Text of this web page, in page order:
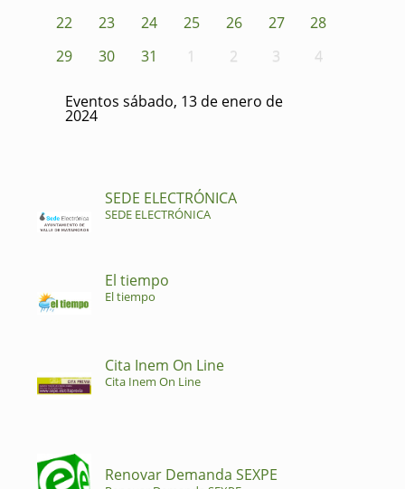
22
23 24 25 26 27
28
29
30 31 1 2 3 4
Eventos sábado, 13 de enero de
2024
SEDE ELECTRÓNICA
SEDE ELECTRÓNICA
El tiempo
El tiempo
Cita Inem On Line
Cita Inem On Line
Renovar Demanda SEXPE